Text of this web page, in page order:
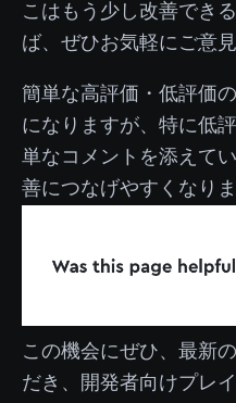
こはもう少し改善でき
ば、ぜひお気軽にご意
簡単な高評価・低評価
になりますが、特に低
単なコメントを添えて
善につなげやすくなりま
この機会にぜひ、最新
だき、開発者向けプレ